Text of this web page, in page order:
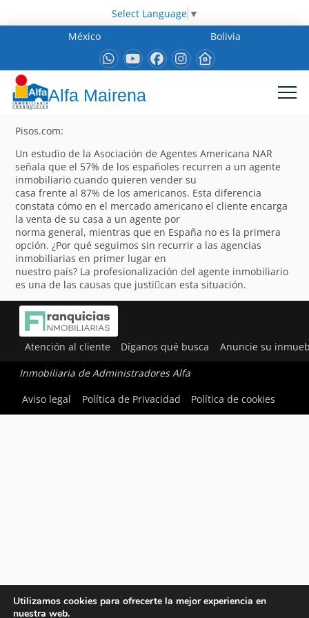
Select Language ▼
México
Bolivia
Alfa Mairena
Pisos.com:
Un estudio de la Asociación de Agentes Americana NAR
señala que el 57% de los españoles recurren a un agente
inmobiliario cuando quieren vender su
casa frente al 87% de los americanos. Esta diferencia
constata cómo en el mercado americano el cliente encarga
la venta de su casa a un agente por
norma general, mientras que en España no es la primera
opción. ¿Por qué seguimos sin recurrir a las agencias
inmobiliarias en primer lugar en
nuestro país? La profesionalización del agente inmobiliario
es una de las causas que justi􀁽can esta situación.
Atención al cliente Díganos qué busca Anuncie su
Inmobiliaria de Administradores Alfa
Aviso legal
Política de Privacidad Política de cookies
Utilizamos cookies para ofrecerte la mejor experiencia en
nuestra web.